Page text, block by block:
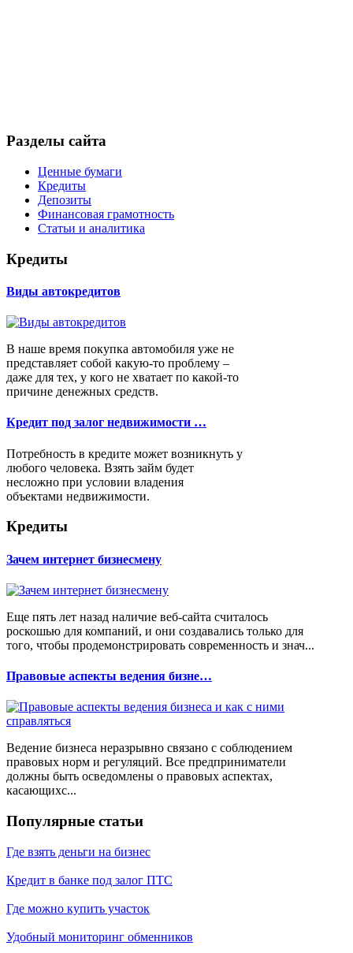
Разделы сайта
Ценные бумаги
Кредиты
Депозиты
Финансовая грамотность
Статьи и аналитика
Кредиты
Виды автокредитов
В наше время покупка автомобиля уже не
представляет собой какую-то проблему –
даже для тех, у кого не хватает по какой-то
причине денежных средств.
Кредит под залог недвижимости …
Потребность в кредите может возникнуть у
любого человека. Взять займ будет
несложно при условии владения
объектами недвижимости.
Кредиты
Зачем интернет бизнесмену
Еще пять лет назад наличие веб-сайта считалось
роскошью для компаний, и они создавались только для
того, чтобы продемонстрировать современность и знач...
Правовые аспекты ведения бизне…
Ведение бизнеса неразрывно связано с соблюдением
правовых норм и регуляций. Все предприниматели
должны быть осведомлены о правовых аспектах,
касающихс...
Популярные статьи
Где взять деньги на бизнес
Кредит в банке под залог ПТС
Где можно купить участок
Удобный мониторинг обменников